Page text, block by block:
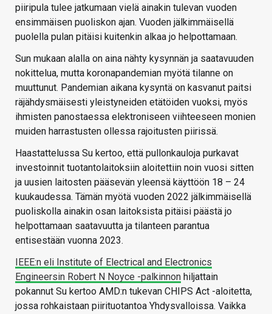
piiripula tulee jatkumaan vielä ainakin tulevan vuoden
ensimmäisen puoliskon ajan. Vuoden jälkimmäisellä
puolella pulan pitäisi kuitenkin alkaa jo helpottamaan.
Sun mukaan alalla on aina nähty kysynnän ja saatavuuden
nokittelua, mutta koronapandemian myötä tilanne on
muuttunut. Pandemian aikana kysyntä on kasvanut paitsi
räjähdysmäisesti yleistyneiden etätöiden vuoksi, myös
ihmisten panostaessa elektroniseen viihteeseen monien
muiden harrastusten ollessa rajoitusten piirissä.
Haastattelussa Su kertoo, että pullonkauloja purkavat
investoinnit tuotantolaitoksiin aloitettiin noin vuosi sitten
ja uusien laitosten pääsevän yleensä käyttöön 18 – 24
kuukaudessa. Tämän myötä vuoden 2022 jälkimmäisellä
puoliskolla ainakin osan laitoksista pitäisi päästä jo
helpottamaan saatavuutta ja tilanteen parantua
entisestään vuonna 2023.
IEEE:n eli Institute of Electrical and Electronics
Engineersin Robert N Noyce -palkinnon hiljattain
pokannut Su kertoo AMD:n tukevan CHIPS Act -aloitetta,
jossa rohkaistaan piirituotantoa Yhdysvalloissa. Vaikka